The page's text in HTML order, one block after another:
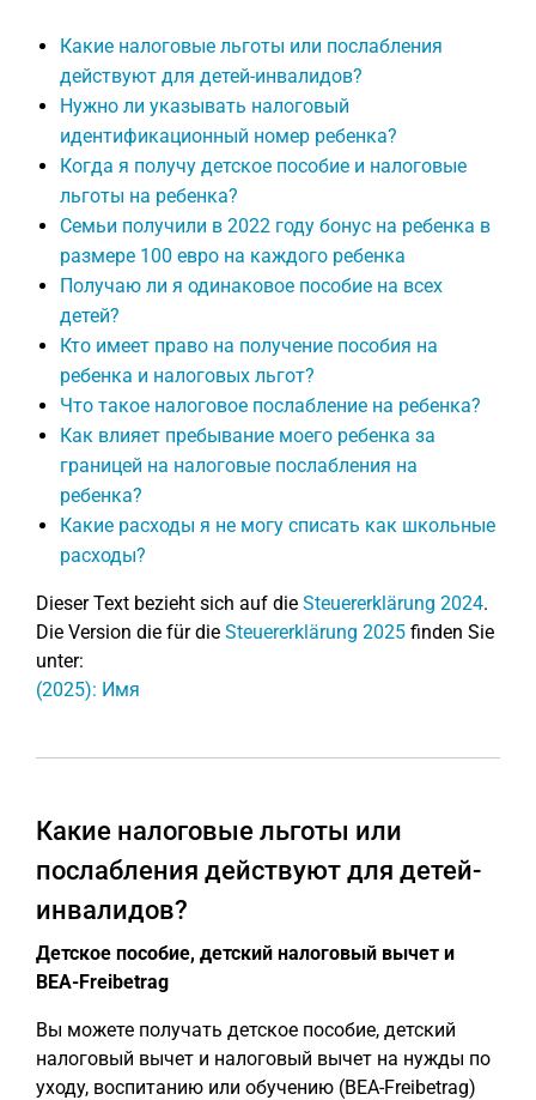
Какие налоговые льготы или послабления
действуют для детей-инвалидов?
Нужно ли указывать налоговый
идентификационный номер ребенка?
Когда я получу детское пособие и налоговые
льготы на ребенка?
Семьи получили в 2022 году бонус на ребенка в
размере 100 евро на каждого ребенка
Получаю ли я одинаковое пособие на всех
детей?
Кто имеет право на получение пособия на
ребенка и налоговых льгот?
Что такое налоговое послабление на ребенка?
Как влияет пребывание моего ребенка за
границей на налоговые послабления на
ребенка?
Какие расходы я не могу списать как школьные
расходы?
Dieser Text bezieht sich auf die Steuererklärung 2024.
Die Version die für die Steuererklärung 2025 finden Sie
unter:
(2025): Имя
Какие налоговые льготы или
послабления действуют для детей-
инвалидов?
Детское пособие, детский налоговый вычет и
BEA-Freibetrag
Вы можете получать детское пособие, детский
налоговый вычет и налоговый вычет на нужды по
уходу, воспитанию или обучению (BEA-Freibetrag)